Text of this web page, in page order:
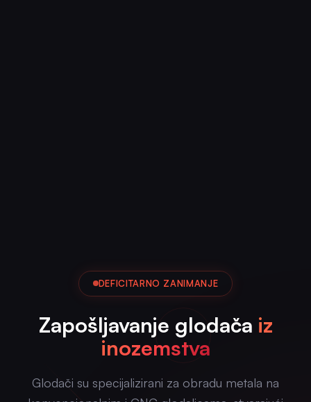
DEFICITARNO ZANIMANJE
Zapošljavanje glodača iz
inozemstva
Glodači su specijalizirani za obradu metala na